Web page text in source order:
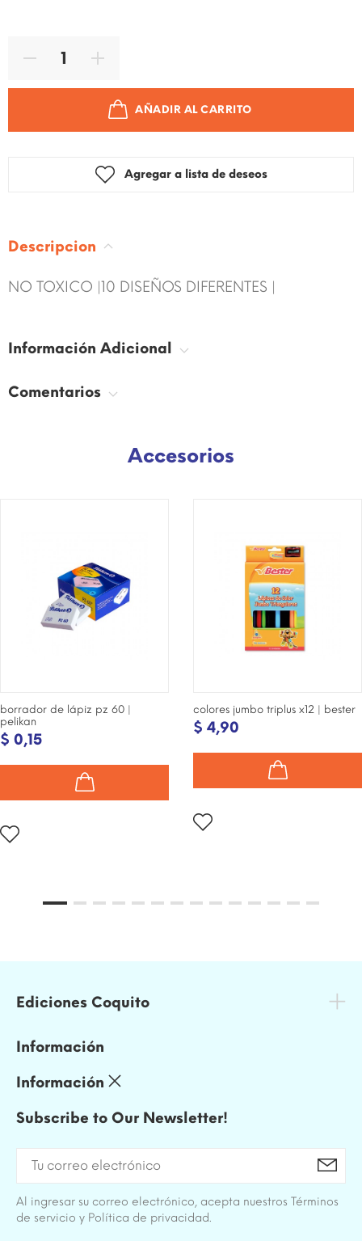
AÑADIR AL CARRITO
Agregar a lista de deseos
Descripcion
NO TOXICO |10 DISEÑOS DIFERENTES |
Información Adicional
Comentarios
Accesorios
borrador de lápiz pz 60 |
pelikan
$ 0,15
colores jumbo triplus x12 | bester
$ 4,90
Ediciones Coquito
Información
Información
Subscribe to Our Newsletter!
Al ingresar su correo electrónico, acepta nuestros Términos
de servicio y Política de privacidad.